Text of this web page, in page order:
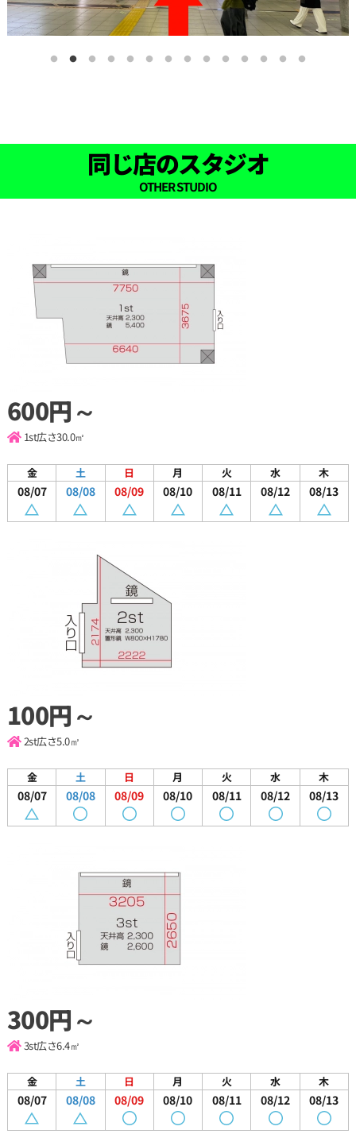
同じ店のスタジオ
OTHER STUDIO
600円～
1st広さ30.0㎡
金
08/07
土
08/08
日
08/09
月
08/10
火
08/11
水
08/12
木
08/13
100円～
2st広さ5.0㎡
金
08/07
土
08/08
日
08/09
月
08/10
火
08/11
水
08/12
木
08/13
300円～
3st広さ6.4㎡
金
08/07
土
08/08
日
08/09
月
08/10
火
08/11
水
08/12
木
08/13